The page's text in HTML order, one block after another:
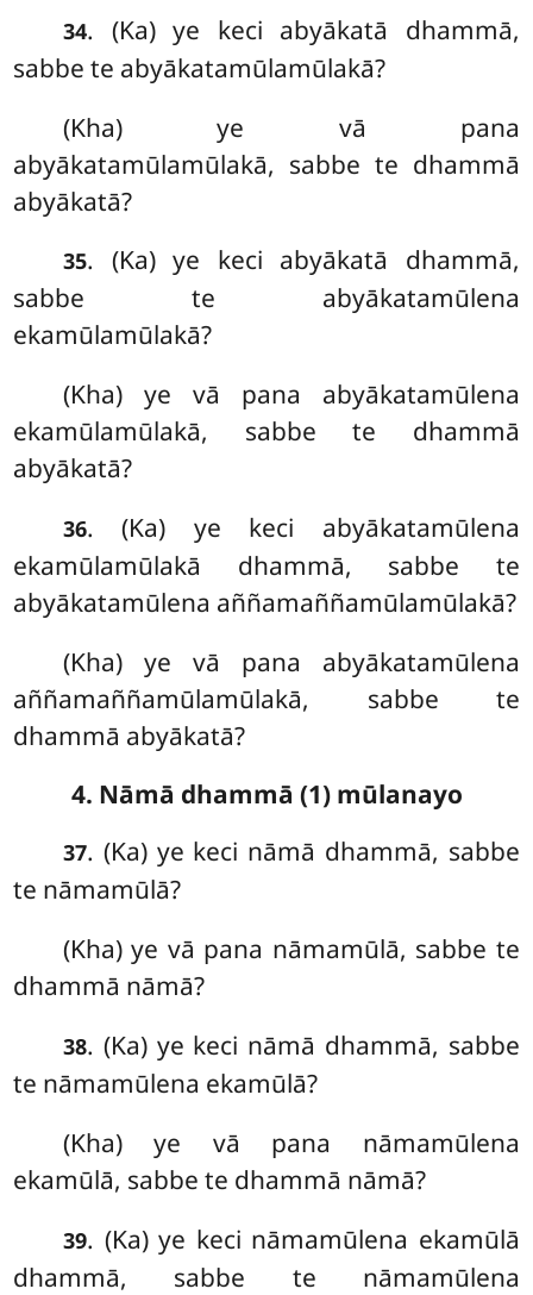
34. (Ka) ye keci abyākatā dhammā,
sabbe te abyākatamūlamūlakā?
(Kha) ye vā pana
abyākatamūlamūlakā, sabbe te dhammā
abyākatā?
35. (Ka) ye keci abyākatā dhammā,
sabbe te abyākatamūlena
ekamūlamūlakā?
(Kha) ye vā pana abyākatamūlena
ekamūlamūlakā, sabbe te dhammā
abyākatā?
36. (Ka) ye keci abyākatamūlena
ekamūlamūlakā dhammā, sabbe te
abyākatamūlena aññamaññamūlamūlakā?
(Kha) ye vā pana abyākatamūlena
aññamaññamūlamūlakā, sabbe te
dhammā abyākatā?
4. Nāmā dhammā (1) mūlanayo
37. (Ka) ye keci nāmā dhammā, sabbe
te nāmamūlā?
(Kha) ye vā pana nāmamūlā, sabbe te
dhammā nāmā?
38. (Ka) ye keci nāmā dhammā, sabbe
te nāmamūlena ekamūlā?
(Kha) ye vā pana nāmamūlena
ekamūlā, sabbe te dhammā nāmā?
39. (Ka) ye keci nāmamūlena ekamūlā
dhammā, sabbe te nāmamūlena